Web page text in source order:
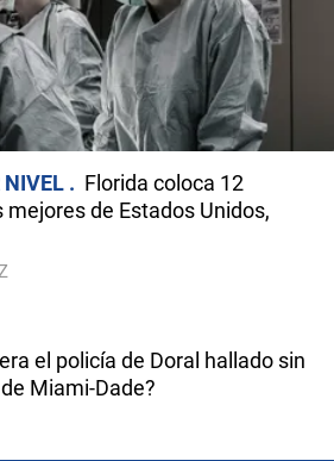
NIVEL
Florida coloca 12
de Estados Unidos,
el policía de Doral hallado sin
Miami-Dade?